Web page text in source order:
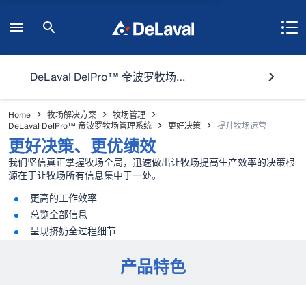
DeLaval DelPro™ 帝波罗牧场管理系统
Home 牧场解决方案
牧场管理
DeLaval DelPro™ 帝波罗牧场管理系统
更好决策 提升牧场运营
更好决策、更优绩效
我们坚信真正掌握牧场全局，迅速做出让牧场提高生产效率的决策根
源在于让牧场所有信息集中于一处。
更高的工作效率
总览全部信息
呈现挤奶全过程细节
产品特色